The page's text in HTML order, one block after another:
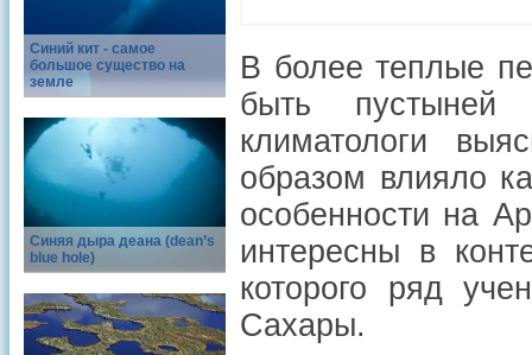
Синий кит - самое
большое существо на
земле
Синяя дыра деана (dean’s
blue hole)
В более теплые
быть пустыней
климатологи
образом влияло
особенности на
интересны в
которого ряд
Сахары.